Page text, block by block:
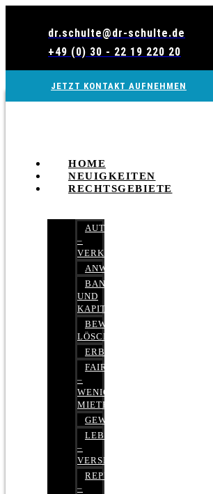
dr.schulte@dr-schulte.de
+49 (0) 30 - 22 19 220 20
JETZT KONTAKT AUFNEHMEN
HOME
NEUIGKEITEN
RECHTSGEBIETE
AUTOBETRUG
–
VERKEHRSRECHT
ANWALTSHAFTUNGSRECHT
BANK-
UND
KAPITALMARKTRECHT
BEWERTUNGEN
LÖSCHEN
ERBRECHT
FAIRMIETEN
–
WENIGER
MIETE
GEWERBERECHT
LEBENSVERSICHERUNG
–
VERSICHERUNGSRECHT
REPUTATIONSRECHT
–